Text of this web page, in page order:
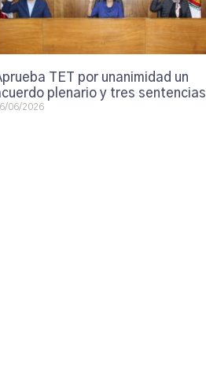
TET por unanimidad un
plenario y tres sentencias
06/2026